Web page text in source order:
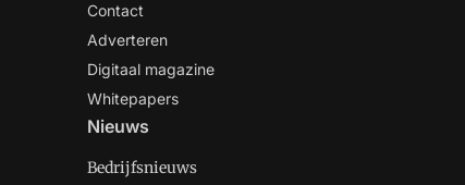
Contact
Adverteren
Digitaal magazine
Whitepapers
Nieuws
Bedrijfsnieuws